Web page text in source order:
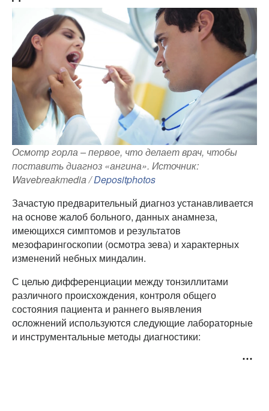
Осмотр горла – первое, что делает врач, чтобы
поставить диагноз «ангина». Источник:
Wavebreakmedia /Depositphotos
Зачастую предварительный диагноз устанавливается
на основе жалоб больного, данных анамнеза,
имеющихся симптомов и результатов
мезофарингоскопии (осмотра зева) и характерных
изменений небных миндалин.
С целью дифференциации между тонзиллитами
различного происхождения, контроля общего
состояния пациента и раннего выявления
осложнений используются следующие лабораторные
и инструментальные методы диагностики: